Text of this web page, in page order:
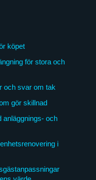
köpet
för stora och
och svar om tak
gör skillnad
anläggnings- och
i